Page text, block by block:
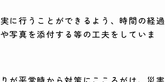
に行うことができるよう、時間の経過
写真を添付する等の工夫をしていま